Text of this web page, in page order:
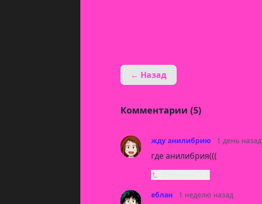
← Назад
Комментарии (5)
жду анилибрию 1 день назад
где анилибрия(((
еблан 1 неделю назад